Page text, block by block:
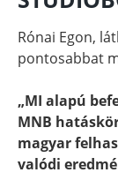
Rónai Egon,
pontosabbat
„MI alapú
MNB
magyar
valódi